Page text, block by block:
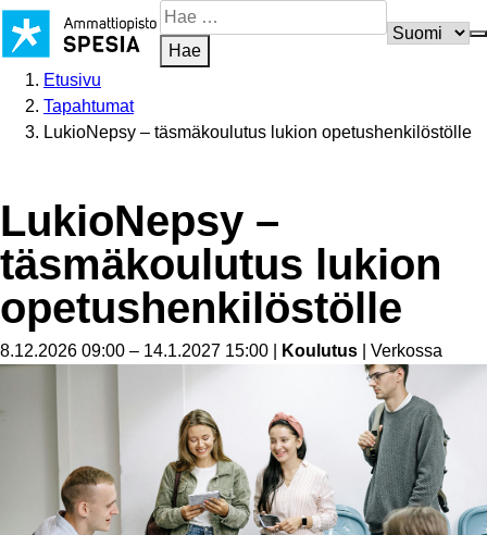
Siirry
sisältöön
Hae
sivustosta
Hae
Etusivu
Tapahtumat
LukioNepsy – täsmäkoulutus lukion opetushenkilöstölle
LukioNepsy –
täsmäkoulutus lukion
opetus­hen­ki­lös­tölle
8.12.2026 09:00 – 14.1.2027 15:00 Koulutus | Verkossa